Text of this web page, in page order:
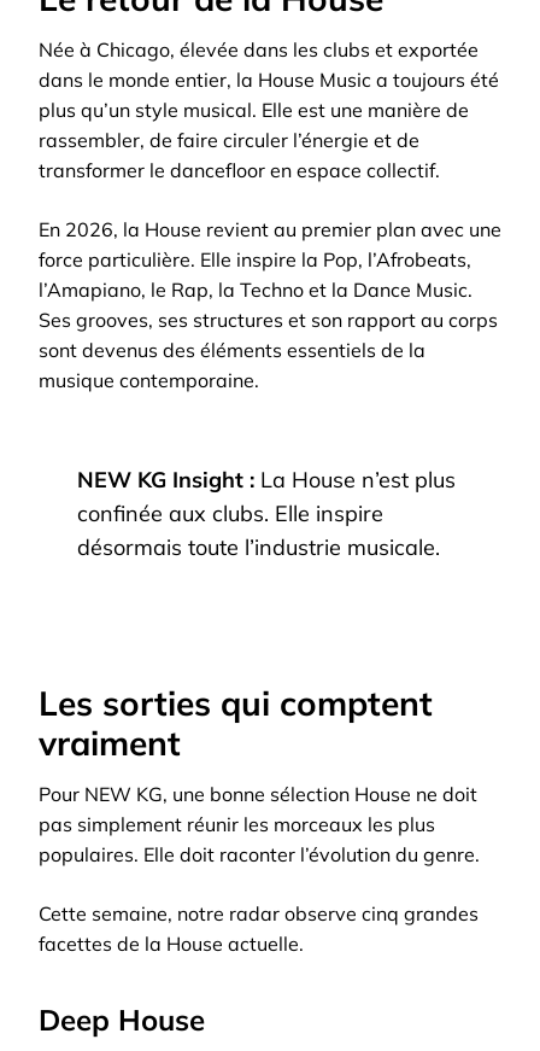
Née à Chicago, élevée dans les clubs et exportée
dans le monde entier, la House Music a toujours été
plus qu’un style musical. Elle est une manière de
rassembler, de faire circuler l’énergie et de
transformer le dancefloor en espace collectif.
En 2026, la House revient au premier plan avec une
force particulière. Elle inspire la Pop, l’Afrobeats,
l’Amapiano, le Rap, la Techno et la Dance Music.
Ses grooves, ses structures et son rapport au corps
sont devenus des éléments essentiels de la
musique contemporaine.
NEW KG Insight : La House n’est plus
confinée aux clubs. Elle inspire
désormais toute l’industrie musicale.
Les sorties qui comptent
vraiment
Pour NEW KG, une bonne sélection House ne doit
pas simplement réunir les morceaux les plus
populaires. Elle doit raconter l’évolution du genre.
Cette semaine, notre radar observe cinq grandes
facettes de la House actuelle.
Deep House